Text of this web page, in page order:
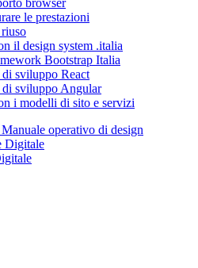
le prestazioni
il design system .italia
Bootstrap Italia
sviluppo React
sviluppo Angular
i modelli di sito e servizi
operativo di design